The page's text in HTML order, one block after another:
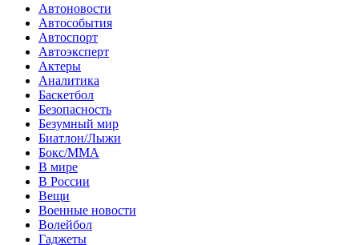
Автоновости
Автособытия
Автоспорт
Автоэксперт
Актеры
Аналитика
Баскетбол
Безопасность
Безумный мир
Биатлон/Лыжи
Бокс/MMA
В мире
В России
Вещи
Военные новости
Волейбол
Гаджеты